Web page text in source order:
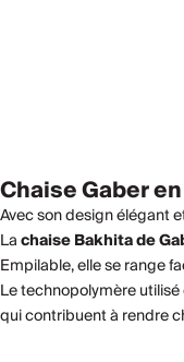
Chaise Gaber
Avec son design élégant
Lachaise Bakhita de
Empilable, elle se range
Le technopolymère
qui contribuent à rendre